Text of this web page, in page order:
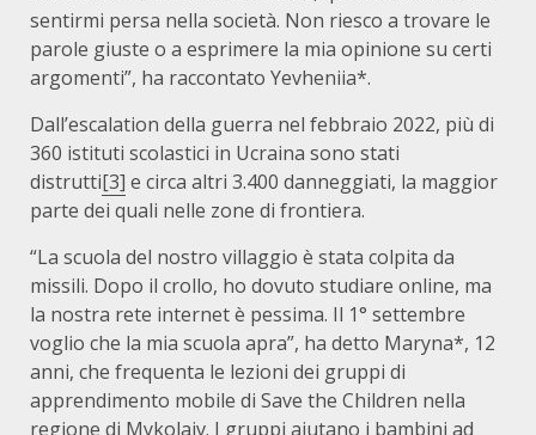
sentirmi persa nella società. Non riesco a trovare le
parole giuste o a esprimere la mia opinione su certi
argomenti”, ha raccontato Yevheniia*.
Dall’escalation della guerra nel febbraio 2022, più di
360 istituti scolastici in Ucraina sono stati
distrutti[3] e circa altri 3.400 danneggiati, la maggior
parte dei quali nelle zone di frontiera.
“La scuola del nostro villaggio è stata colpita da
missili. Dopo il crollo, ho dovuto studiare online, ma
la nostra rete internet è pessima. Il 1° settembre
voglio che la mia scuola apra”, ha detto Maryna*, 12
anni, che frequenta le lezioni dei gruppi di
apprendimento mobile di Save the Children nella
regione di Mykolaiv. I gruppi aiutano i bambini ad